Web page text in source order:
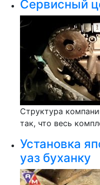
Сервисный
Структура
так, что весь
Установка
уаз буханку